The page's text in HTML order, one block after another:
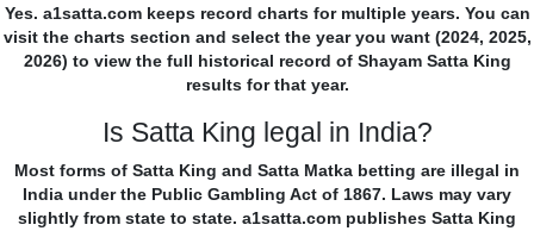
Yes. a1satta.com keeps record charts for multiple years. You can
visit the charts section and select the year you want (2024, 2025,
2026) to view the full historical record of Shayam Satta King
results for that year.
Is Satta King legal in India?
Most forms of Satta King and Satta Matka betting are illegal in
India under the Public Gambling Act of 1867. Laws may vary
slightly from state to state. a1satta.com publishes Satta King